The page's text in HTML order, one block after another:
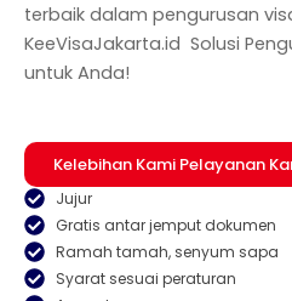
terbaik dalam pengurusan
KeeVisaJakarta.id Solusi
untuk Anda!
Kelebihan Kami Pelayanan
Jujur
Gratis antar jemput dokumen
Ramah tamah, senyum sapa
Syarat sesuai peraturan